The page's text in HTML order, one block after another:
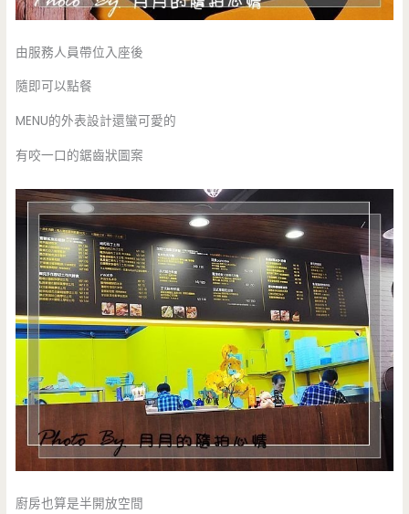
由服務人員帶位入座後
隨即可以點餐
MENU的外表設計還蠻可愛的
有咬一口的鋸齒狀圖案
廚房也算是半開放空間